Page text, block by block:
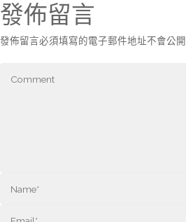
發佈留言
發佈留言必須填寫的電子郵件地址不會公開